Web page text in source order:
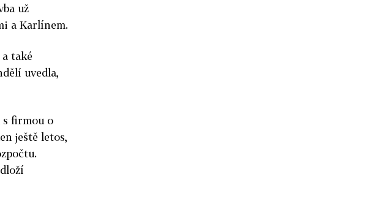
už
a Karlínem.
také
uvedla,
s firmou o
ještě letos,